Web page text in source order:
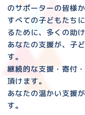
のサポーターの皆様
すべての子どもたち
るために、多くの助
あなたの支援が、子
す。
継続的な支援・寄付
頂けます。
あなたの温かい支援
す。